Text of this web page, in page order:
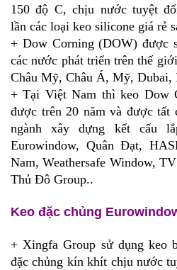
150 độ C, chịu nước tuyệt
lần các loại keo silicone giá rẻ
+ Dow Corning (DOW) được
các nước phát triển trên thế
Châu Mỹ, Châu Á, Mỹ, Dubai,
+ Tại Việt Nam thì keo Dow
được trên 20 năm và được tất
ngành xây dựng kết cấu
Eurowindow, Quân Đạt,
Nam, Weathersafe Window,
Thủ Đô Group..
Keo đặc chủng
+ Xingfa Group sử dụng keo
đặc chủng kín khít chịu nước